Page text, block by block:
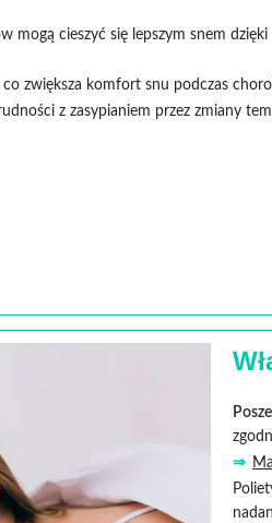
mogą cieszyć się lepszym snem dzięki
zwiększa komfort snu podczas
z zasypianiem przez zmiany
⇒